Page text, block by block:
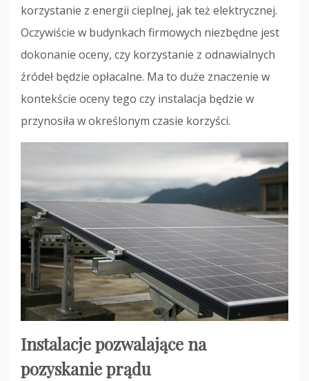
korzystanie z energii cieplnej, jak też elektrycznej.
Oczywiście w budynkach firmowych niezbędne jest
dokonanie oceny, czy korzystanie z odnawialnych
źródeł będzie opłacalne. Ma to duże znaczenie w
kontekście oceny tego czy instalacja będzie w
przynosiła w określonym czasie korzyści.
Instalacje pozwalające na
pozyskanie prądu